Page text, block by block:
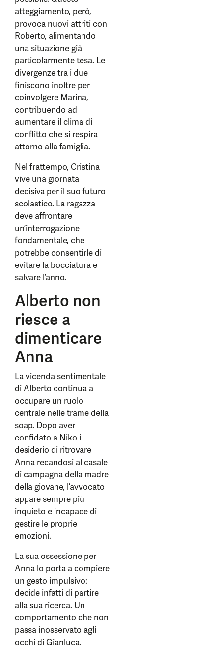
atteggiamento, però,
provoca nuovi attriti con
Roberto, alimentando
una situazione già
particolarmente tesa. Le
divergenze tra i due
finiscono inoltre per
coinvolgere Marina,
contribuendo ad
aumentare il clima di
conflitto che si respira
attorno alla famiglia.
Nel frattempo, Cristina
vive una giornata
decisiva per il suo futuro
scolastico. La ragazza
deve affrontare
un’interrogazione
fondamentale, che
potrebbe consentirle di
evitare la bocciatura e
salvare l’anno.
Alberto non
riesce a
dimenticare
Anna
La vicenda sentimentale
di Alberto continua a
occupare un ruolo
centrale nelle trame della
soap. Dopo aver
confidato a Niko il
desiderio di ritrovare
Anna recandosi al casale
di campagna della madre
della giovane, l’avvocato
appare sempre più
inquieto e incapace di
gestire le proprie
emozioni.
La sua ossessione per
Anna lo porta a compiere
un gesto impulsivo:
decide infatti di partire
alla sua ricerca. Un
comportamento che non
passa inosservato agli
occhi di Gianluca,